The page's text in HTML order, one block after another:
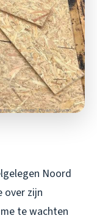
Noord
over zijn
te wachten